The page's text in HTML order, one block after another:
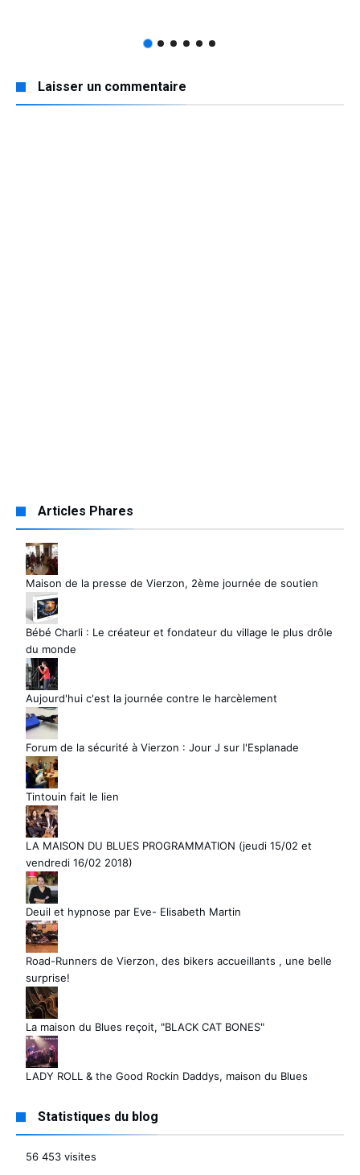
Laisser un commentaire
Articles Phares
Maison de la presse de Vierzon, 2ème journée de soutien
Bébé Charli : Le créateur et fondateur du village le plus drôle
du monde
Aujourd'hui c'est la journée contre le harcèlement
Forum de la sécurité à Vierzon : Jour J sur l'Esplanade
Tintouin fait le lien
LA MAISON DU BLUES PROGRAMMATION (jeudi 15/02 et
vendredi 16/02 2018)
Deuil et hypnose par Eve- Elisabeth Martin
Road-Runners de Vierzon, des bikers accueillants , une belle
surprise!
La maison du Blues reçoit, "BLACK CAT BONES"
LADY ROLL & the Good Rockin Daddys, maison du Blues
Statistiques du blog
56 453 visites